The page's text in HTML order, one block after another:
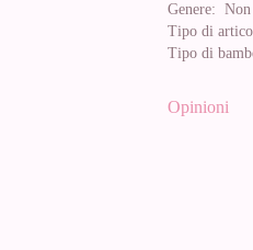
Genere: Non
Tipo di
Tipo di
Opinioni